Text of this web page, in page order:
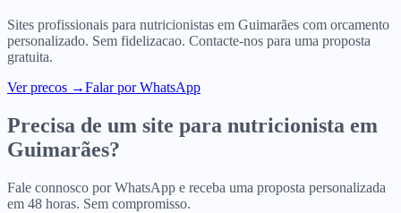
Sites profissionais para nutricionistas em Guimarães com orcamento
personalizado. Sem fidelizacao. Contacte-nos para uma proposta
gratuita.
Ver precos →Falar por WhatsApp
Precisa de um site para nutricionista em
Guimarães?
Fale connosco por WhatsApp e receba uma proposta personalizada
em 48 horas. Sem compromisso.